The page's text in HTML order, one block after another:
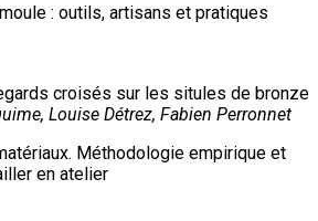
: outils, artisans et pratiques
croisés sur les situles de bronze
Louise Détrez, Fabien Perronnet
Méthodologie empirique et
en atelier